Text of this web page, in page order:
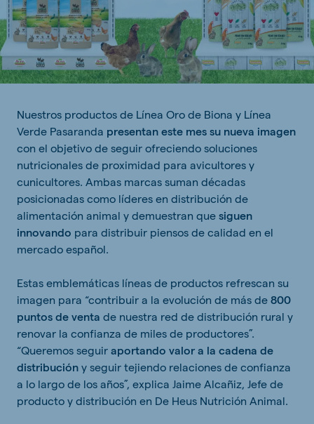
Nuestros productos de Línea Oro de Biona y Línea
Verde Pasaranda presentan este mes su nueva imagen
con el objetivo de seguir ofreciendo soluciones
nutricionales de proximidad para avicultores y
cunicultores. Ambas marcas suman décadas
posicionadas como líderes en distribución de
alimentación animal y demuestran que siguen
innovando para distribuir piensos de calidad en el
mercado español.
Estas emblemáticas líneas de productos refrescan su
imagen para “contribuir a la evolución de más de 800
puntos de venta de nuestra red de distribución rural y
renovar la confianza de miles de productores”.
“Queremos seguir aportando valor a la cadena de
distribución y seguir tejiendo relaciones de confianza
a lo largo de los años”, explica Jaime Alcañiz, Jefe de
producto y distribución en De Heus Nutrición Animal.